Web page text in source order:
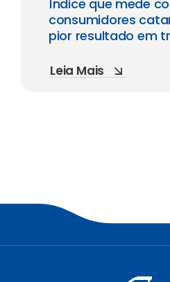
Índice que mede
consumidores
pior resultado em
Leia Mais